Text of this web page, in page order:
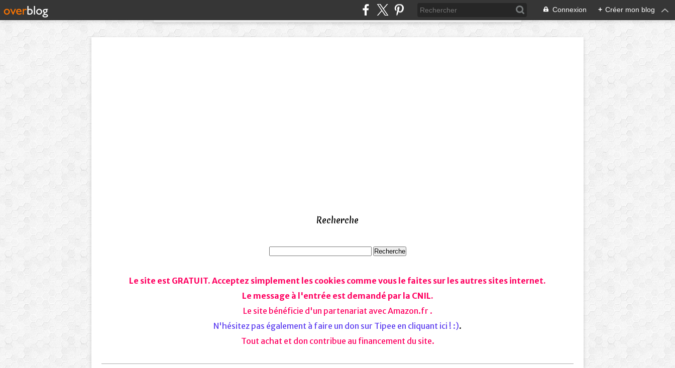
Connexion + Créer mon blog
Recherche
Le site est GRATUIT. Acceptez simplement les cookies comme vous le faites sur les autres sites internet.
Le message à l'entrée est demandé par la CNIL.
Le site bénéficie d'un partenariat avec Amazon.fr .
N'hésitez pas également à faire un don sur Tipee en cliquant ici ! :).
Tout achat et don contribue au financement du site.